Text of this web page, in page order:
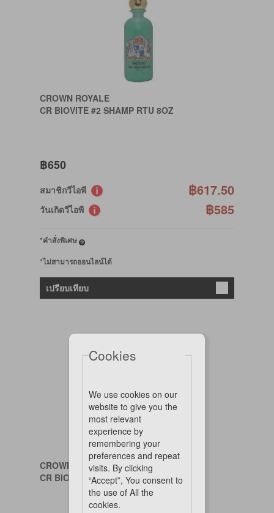
CROWN ROYALE
CR BIOVITE #2 SHAMP RTU 8OZ
฿650
สมาชิกวีไอพี ฿617.50
วันเกิดวีไอพี ฿585
*คำสั่งพิเศษ
*ไม่สามารถออนไลน์ได้
เปรียบเทียบ
CROWN ROYALE
CR BIOVITE #3 SHAMP RTU 8OZ
Cookies
We use cookies on our
website to give you the
most relevant
experience by
remembering your
preferences and repeat
visits. By clicking
“Accept”, You consent to
the use of All the
cookies.